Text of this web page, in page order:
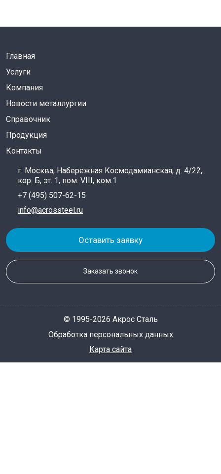
Главная
Услуги
Компания
Новости металлургии
Справочник
Продукция
Контакты
г. Москва, Набережная Космодамианская, д. 4/22,
кор. Б, эт. 1, пом. VIII, ком.1
+7 (495) 507-62-15
info@acrossteel.ru
Оставить заявку
Заказать звонок
© 1995-2026 Акрос Сталь
Обработка персональных данных
Карта сайта